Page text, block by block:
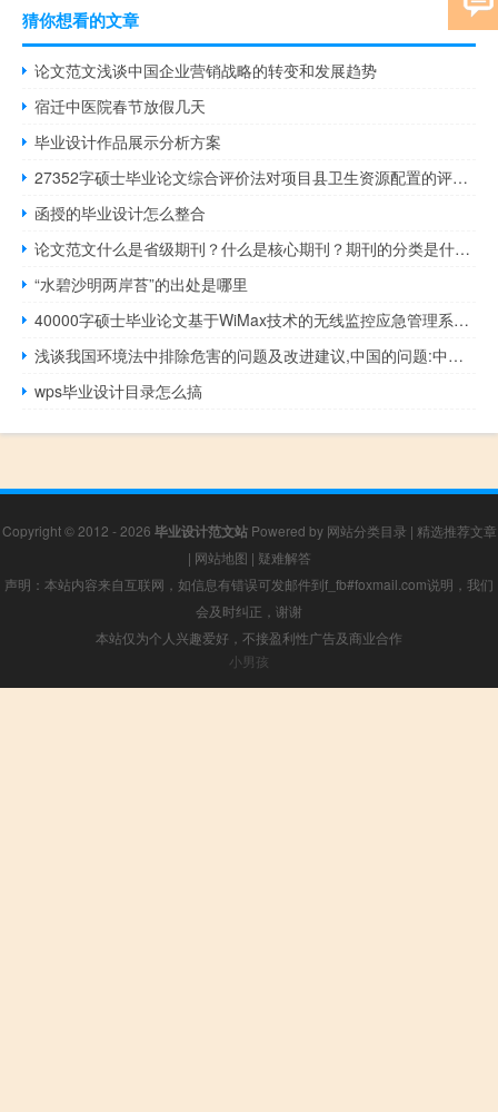
猜你想看的文章
论文范文浅谈中国企业营销战略的转变和发展趋势
宿迁中医院春节放假几天
毕业设计作品展示分析方案
27352字硕士毕业论文综合评价法对项目县卫生资源配置的评价研究
函授的毕业设计怎么整合
论文范文什么是省级期刊？什么是核心期刊？期刊的分类是什么？
“水碧沙明两岸苔”的出处是哪里
40000字硕士毕业论文基于WiMax技术的无线监控应急管理系统分析
浅谈我国环境法中排除危害的问题及改进建议,中国的问题:中国的环境存在哪些问题及解决办法？
wps毕业设计目录怎么搞
Copyright © 2012 - 2026 毕业设计范文站Powered by 网站分类目录 | 精选推荐文章
| 网站地图 | 疑难解答
声明：本站内容来自互联网，如信息有错误可发邮件到f_fb#foxmail.com说明，我们
会及时纠正，谢谢
本站仅为个人兴趣爱好，不接盈利性广告及商业合作
小男孩